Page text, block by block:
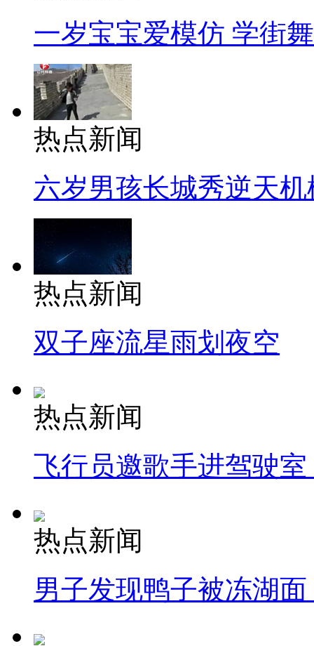
一岁宝宝爱模仿 学街
热点新闻
六岁男孩长城秀逆天机
热点新闻
双子座流星雨划夜空
热点新闻
飞行员邀歌手进驾驶
热点新闻
男子发现鸭子被冻湖